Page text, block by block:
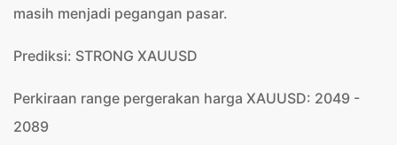
masih menjadi pegangan pasar.
Prediksi: STRONG XAUUSD
Perkiraan range pergerakan harga XAUUSD: 2049 -
2089